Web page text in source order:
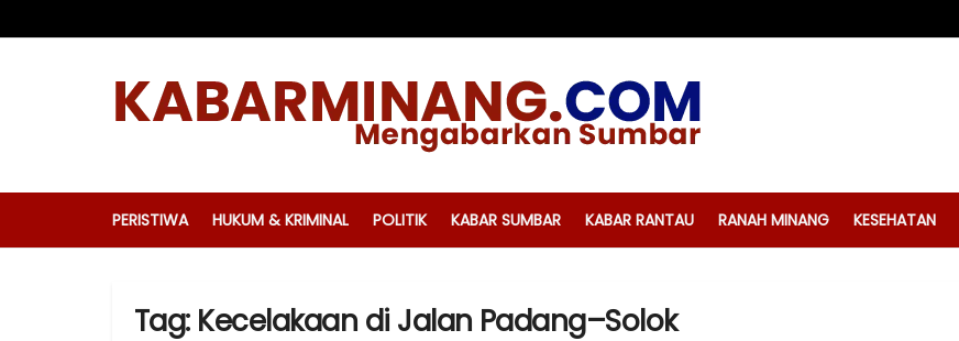
PERISTIWA HUKUM & KRIMINAL POLITIK KABAR SUMBAR KABAR RANTAU RANAH MINANG KESEHATAN
Tag: Kecelakaan di Jalan Padang–Solok